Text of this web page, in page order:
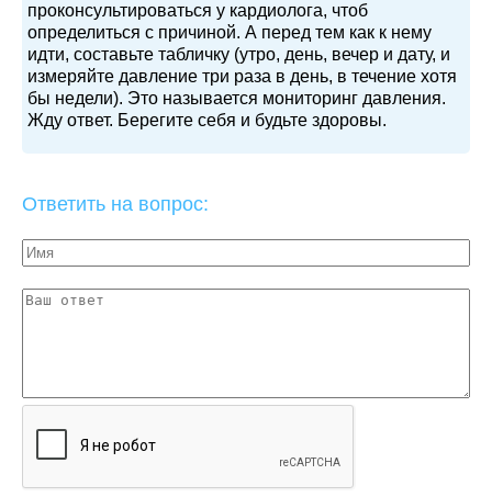
проконсультироваться у кардиолога, чтоб
определиться с причиной. А перед тем как к нему
идти, составьте табличку (утро, день, вечер и дату, и
измеряйте давление три раза в день, в течение хотя
бы недели). Это называется мониторинг давления.
Жду ответ. Берегите себя и будьте здоровы.
Ответить на вопрос: